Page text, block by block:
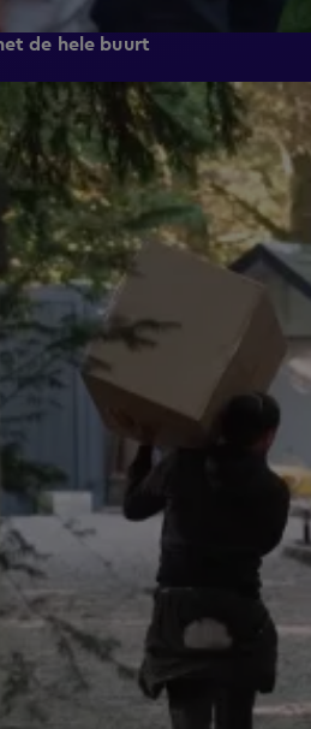
de hele buurt